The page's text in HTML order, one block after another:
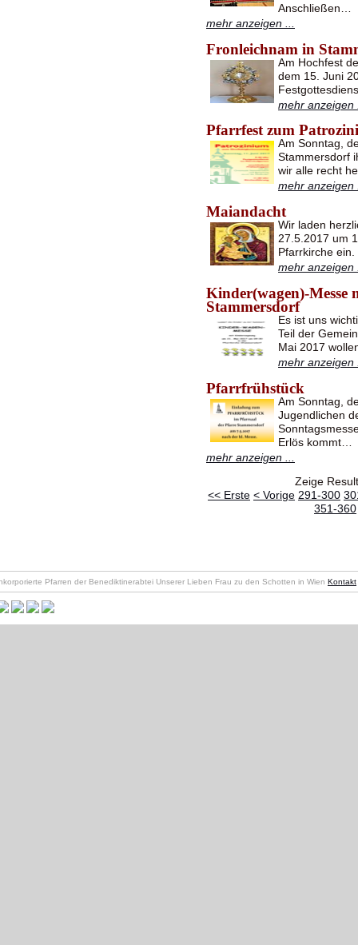
Anschließen…
mehr anzeigen ...
Fronleichnam in
Am Hochfest
dem 15. Juni
mehr anzeigen
Pfarrfest zum
Am Sonntag,
Stammersdorf
wir alle recht
mehr anzeigen
Maiandacht
Wir laden
27.5.2017 um
Pfarrkirche
mehr anzeigen
Kinder(wagen)-Messe
Stammersdorf
Es ist uns
Teil der
Mai 2017
mehr anzeigen
Pfarrfrühstück
Am Sonntag,
Jugendlichen
Erlös kommt…
mehr anzeigen ...
Zeige
<< Erste < Vorige 291-300
351-360
Pfarren der Benediktinerabtei Unserer Lieben Frau zu den Schotten in Wien Kontakt